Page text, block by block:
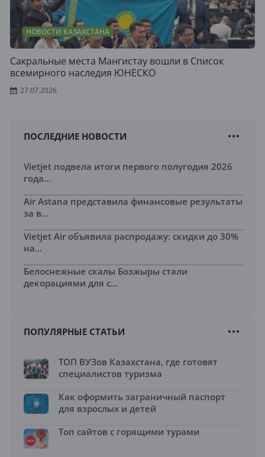
НОВОСТИ КАЗАХСТАНА
Сакральные места Мангистау вошли в Список
всемирного наследия ЮНЕСКО
27.07.2026
ПОСЛЕДНИЕ НОВОСТИ
Vietjet подвела итоги первого полугодия 2026
года...
Air Astana представила финансовые результаты
за в...
Vietjet Air объявила распродажу: скидки до 30%
на...
Белоснежные скалы Бозжыры стали
декорациями для с...
ПОПУЛЯРНЫЕ СТАТЬИ
ТОП ВУЗов Казахстана, где готовят
специалистов туризма
Как оформить заграничный паспорт
для взрослых и детей
Топ сайтов с горящими турами